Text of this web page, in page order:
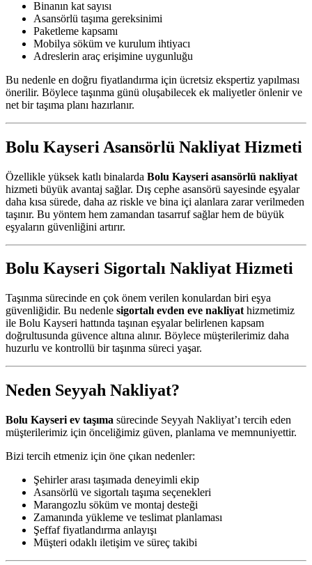
Binanın kat sayısı
Asansörlü taşıma gereksinimi
Paketleme kapsamı
Mobilya söküm ve kurulum ihtiyacı
Adreslerin araç erişimine uygunluğu
Bu nedenle en doğru fiyatlandırma için ücretsiz ekspertiz yapılması
önerilir. Böylece taşınma günü oluşabilecek ek maliyetler önlenir ve
net bir taşıma planı hazırlanır.
Bolu Kayseri Asansörlü Nakliyat Hizmeti
Özellikle yüksek katlı binalarda Bolu Kayseri asansörlü nakliyat
hizmeti büyük avantaj sağlar. Dış cephe asansörü sayesinde eşyalar
daha kısa sürede, daha az riskle ve bina içi alanlara zarar verilmeden
taşınır. Bu yöntem hem zamandan tasarruf sağlar hem de büyük
eşyaların güvenliğini artırır.
Bolu Kayseri Sigortalı Nakliyat Hizmeti
Taşınma sürecinde en çok önem verilen konulardan biri eşya
güvenliğidir. Bu nedenle sigortalı evden eve nakliyat hizmetimiz
ile Bolu Kayseri hattında taşınan eşyalar belirlenen kapsam
doğrultusunda güvence altına alınır. Böylece müşterilerimiz daha
huzurlu ve kontrollü bir taşınma süreci yaşar.
Neden Seyyah Nakliyat?
Bolu Kayseri ev taşıma sürecinde Seyyah Nakliyat’ı tercih eden
müşterilerimiz için önceliğimiz güven, planlama ve memnuniyettir.
Bizi tercih etmeniz için öne çıkan nedenler:
Şehirler arası taşımada deneyimli ekip
Asansörlü ve sigortalı taşıma seçenekleri
Marangozlu söküm ve montaj desteği
Zamanında yükleme ve teslimat planlaması
Şeffaf fiyatlandırma anlayışı
Müşteri odaklı iletişim ve süreç takibi